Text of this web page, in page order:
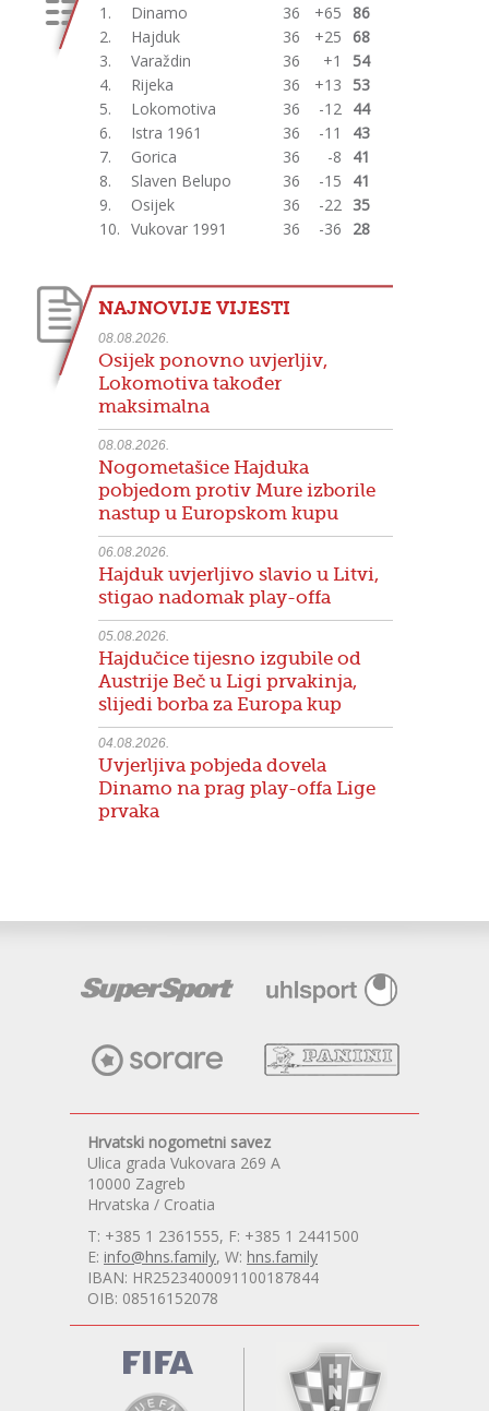
1. Dinamo 36 +65
86
2.
Hajduk 36 +25
68
3.
Varaždin 36 +1
54
4.
Rijeka 36 +13 53
5.
Lokomotiva 36 -12 44
6.
Istra 1961 36 -11
43
7.
Gorica 36 -8
41
8.
Slaven Belupo 36 -15
41
9.
Osijek 36 -22 35
10. Vukovar 1991 36 -36 28
NAJNOVIJE VIJESTI
08.08.2026.
Osijek ponovno uvjerljiv,
Lokomotiva također
maksimalna
08.08.2026.
Nogometašice Hajduka
pobjedom protiv Mure izborile
nastup u Europskom kupu
06.08.2026.
Hajduk uvjerljivo slavio u Litvi,
stigao nadomak play-offa
05.08.2026.
Hajdučice tijesno izgubile od
Austrije Beč u Ligi prvakinja,
slijedi borba za Europa kup
04.08.2026.
Uvjerljiva pobjeda dovela
Dinamo na prag play-offa Lige
prvaka
Hrvatski nogometni savez
Ulica grada Vukovara 269 A
10000 Zagreb
Hrvatska / Croatia
T: +385 1 2361555, F: +385 1 2441500
E: info@hns.family, W: hns.family
IBAN: HR2523400091100187844
OIB: 08516152078